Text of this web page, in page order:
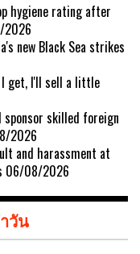
hygiene rating after
new Black Sea strikes
I get, I'll sell a little
sponsor skilled foreign
2026
and harassment at
06/08/2026
วัน